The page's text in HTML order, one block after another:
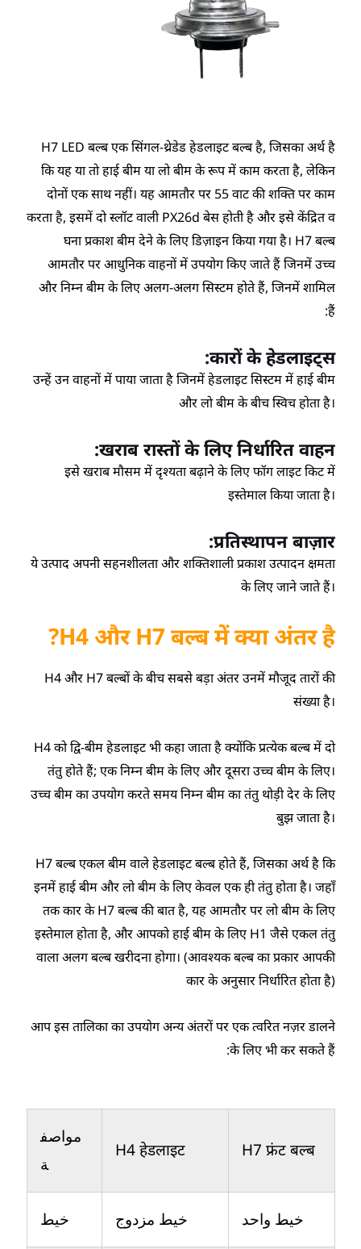
H7 LED बल्ब एक सिंगल-थ्रेडेड हेडलाइट बल्ब है, जिसका अर्थ है
कि यह या तो हाई बीम या लो बीम के रूप में काम करता है, लेकिन
दोनों एक साथ नहीं। यह आमतौर पर 55 वाट की शक्ति पर काम
करता है, इसमें दो स्लॉट वाली PX26d बेस होती है और इसे केंद्रित व
घना प्रकाश बीम देने के लिए डिज़ाइन किया गया है। H7 बल्ब
आमतौर पर आधुनिक वाहनों में उपयोग किए जाते हैं जिनमें उच्च
और निम्न बीम के लिए अलग-अलग सिस्टम होते हैं, जिनमें शामिल
हैं:
कारों के हेडलाइट्स:
उन्हें उन वाहनों में पाया जाता है जिनमें हेडलाइट सिस्टम में हाई बीम
और लो बीम के बीच स्विच होता है।
खराब रास्तों के लिए निर्धारित वाहन:
इसे खराब मौसम में दृश्यता बढ़ाने के लिए फॉग लाइट किट में
इस्तेमाल किया जाता है।
प्रतिस्थापन बाज़ार:
ये उत्पाद अपनी सहनशीलता और शक्तिशाली प्रकाश उत्पादन क्षमता
के लिए जाने जाते हैं।
H4 और H7 बल्ब में क्या अंतर है?
H4 और H7 बल्बों के बीच सबसे बड़ा अंतर उनमें मौजूद तारों की
संख्या है।
H4 को द्वि-बीम हेडलाइट भी कहा जाता है क्योंकि प्रत्येक बल्ब में दो
तंतु होते हैं; एक निम्न बीम के लिए और दूसरा उच्च बीम के लिए।
उच्च बीम का उपयोग करते समय निम्न बीम का तंतु थोड़ी देर के लिए
बुझ जाता है।
H7 बल्ब एकल बीम वाले हेडलाइट बल्ब होते हैं, जिसका अर्थ है कि
इनमें हाई बीम और लो बीम के लिए केवल एक ही तंतु होता है। जहाँ
तक कार के H7 बल्ब की बात है, यह आमतौर पर लो बीम के लिए
इस्तेमाल होता है, और आपको हाई बीम के लिए H1 जैसे एकल तंतु
वाला अलग बल्ब खरीदना होगा। (आवश्यक बल्ब का प्रकार आपकी
कार के अनुसार निर्धारित होता है)
आप इस तालिका का उपयोग अन्य अंतरों पर एक त्वरित नज़र डालने
के लिए भी कर सकते हैं:
مواصف
ة
H4 हेडलाइट H7 फ्रंट बल्ब
خيط خيط مزدوج خيط واحد